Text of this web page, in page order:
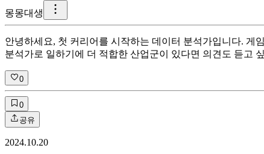
몽몽대생
안녕하세요, 첫 커리어를 시작하는 데이터 분석가입니다. 게
분석가로 일하기에 더 적합한 산업군이 있다면 의견도 듣고
0
0
공유
2024.10.20